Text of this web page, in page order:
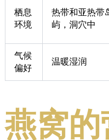
栖息
环境
热带和亚热带
屿，洞穴中
气候
偏好
温暖湿润
燕窝